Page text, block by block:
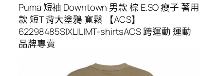
Puma 短袖 Downtown 男款 棕 E.SO 瘦子 著用
款 短T 背大塗鴉 寬鬆 【ACS】
62298485S|XL|L|MT-shirtsACS 跨運動 運動
品牌專賣